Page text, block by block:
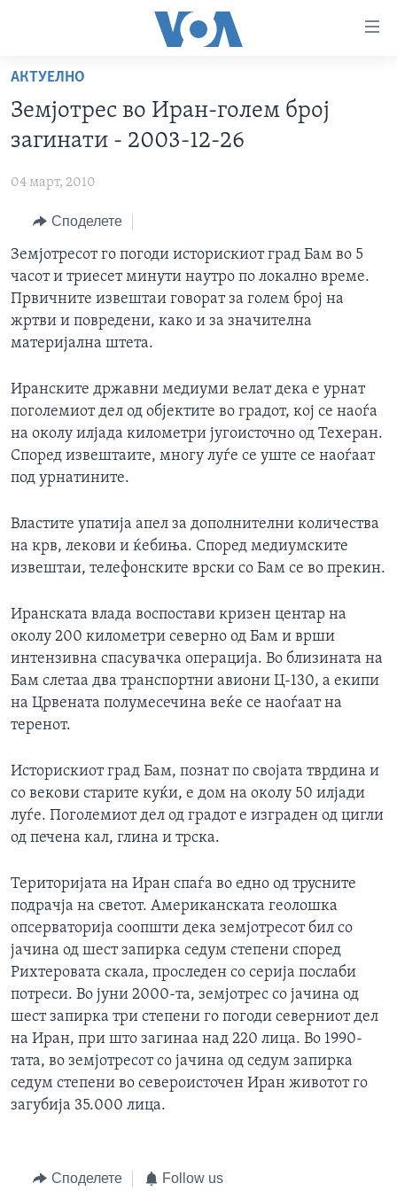
пристапност
Премини
на
главната
Премини
за
навигација
Пребарувај
РУБРИКИ
МАКЕДОНИЈА
СВЕТ
ЕКОНОМИЈА
ПОЛИТИКА
ЗДРАВЈЕ
НАУКА
ИНТЕРВЈУА
ДОКУМЕНТАРЦИ
АРХИВИРАНА ПРОГРАМА
NEWSFLASH - АРХИВА
ВЕСТИ ОД САД ВО МИНУТА - АРХИВА
ИЗБОРИ ВО САД 2020 - АРХИВА
ЗА НАС
Learning English
НАКУСО...
Јазици
АКТУЕЛНО
Земјотрес во Иран-голем број
загинати - 2003-12-26
04 март, 2010
Споделете
Земјотресот го погоди историскиот град Бам во 5
часот и триесет минути наутро по локално време.
Првичните извештаи говорат за голем број на
жртви и повредени, како и за значителна
материјална штета.
Иранските државни медиуми велат дека е урнат
поголемиот дел од објектите во градот, кој се наоѓа
на околу илјада километри југоисточно од Техеран.
Според извештаите, многу луѓе се уште се наоѓаат
под урнатините.
Властите упатија апел за дополнителни количества
на крв, лекови и ќебиња. Според медиумските
извештаи, телефонските врски со Бам се во прекин.
Иранската влада воспостави кризен центар на
околу 200 километри северно од Бам и врши
интензивна спасувачка операција. Во близината на
Бам слетаа два транспортни авиони Ц-130, а екипи
на Црвената полумесечина веќе се наоѓаат на
теренот.
Историскиот град Бам, познат по својата тврдина и
со векови старите куќи, е дом на околу 50 илјади
луѓе. Поголемиот дел од градот е изграден од цигли
од печена кал, глина и трска.
Територијата на Иран спаѓа во едно од трусните
подрачја на светот. Американската геолошка
опсерваторија соопшти дека земјотресот бил со
јачина од шест запирка седум степени според
Рихтеровата скала, проследен со серија послаби
потреси. Во јуни 2000-та, земјотрес со јачина од
шест запирка три степени го погоди северниот дел
на Иран, при што загинаа над 220 лица. Во 1990-
тата, во земјотресот со јачина од седум запирка
седум степени во североисточен Иран животот го
загубија 35.000 лица.
Споделете Follow us